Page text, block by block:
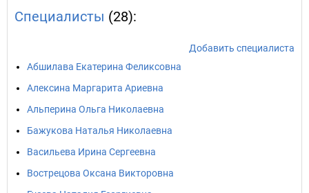
Специалисты (28):
Добавить специалиста
Абшилава Екатерина Феликсовна
Алексина Маргарита Ариевна
Альперина Ольга Николаевна
Бажукова Наталья Николаевна
Васильева Ирина Сергеевна
Вострецова Оксана Викторовна